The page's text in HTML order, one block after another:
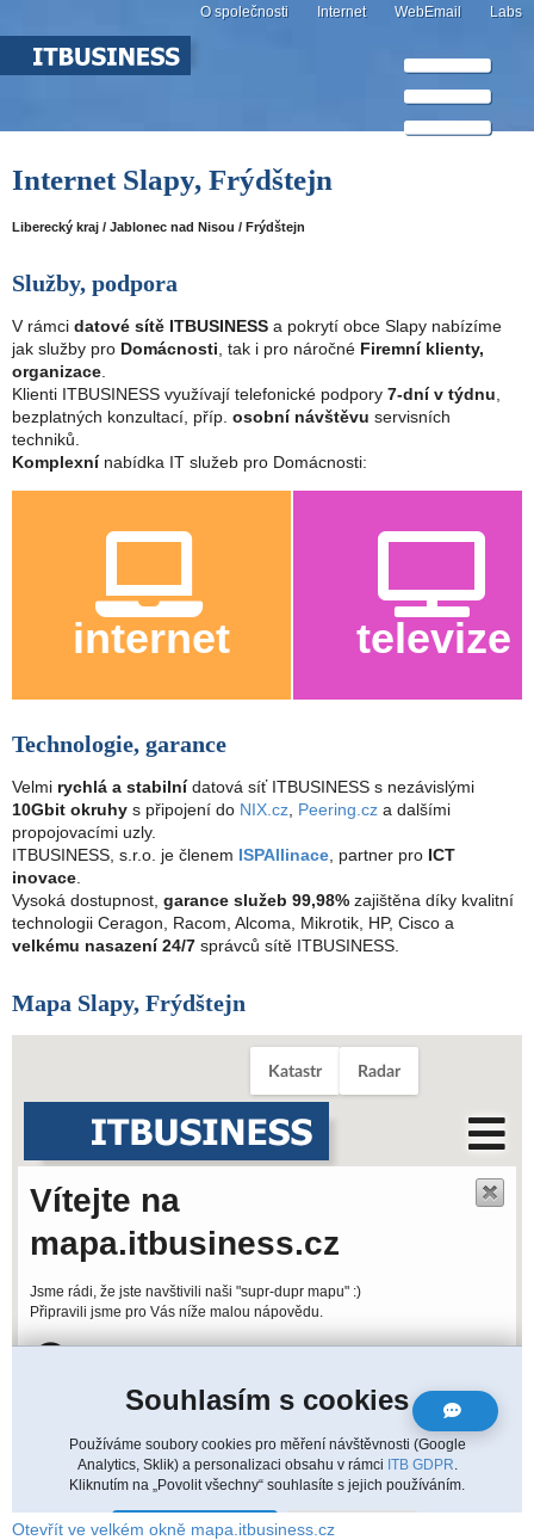
O společnosti Internet WebEmail Labs
Internet Slapy, Frýdštejn
Liberecký kraj / Jablonec nad Nisou / Frýdštejn
Služby, podpora
V rámci datové sítě ITBUSINESS a pokrytí obce Slapy nabízíme
jak služby pro Domácnosti , tak i pro náročné Firemní klienty,
organizace
Klienti ITBUSINESS využívají telefonické podpory 7-dní v týdnu
bezplatných konzultací, příp. osobní návštěvu servisních
techniků.
Komplexnínabídka IT služeb pro Domácnosti:
internet televize
Technologie, garance
Velmi rychlá a stabilnídatová síť ITBUSINESS s nezávislými
10Gbit okruhy s připojení do NIX.cz, Peering.cz a dalšími
propojovacími uzly.
ITBUSINESS, s.r.o. je členem ISPAllinace, partner pro ICT
inovace.
Vysoká dostupnost, garance služeb 99,98% zajištěna díky kvalitní
technologii Ceragon, Racom, Alcoma, Mikrotik, HP, Cisco a
velkému nasazení 24/7 správců sítě ITBUSINESS.
Mapa Slapy, Frýdštejn
Otevřít ve velkém okně mapa.itbusiness.cz